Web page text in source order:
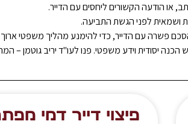
או הודעה הקשורים ליחסים עם הדייר.
ושמאית לפני הגשת התביעה.
פשרה עם הדייר, כדי להימנע מהליך משפטי ארוך
הכנה יסודית וידע משפטי. פנו לעו"ד יריב גוטמן –
פיצוי דייר דמי